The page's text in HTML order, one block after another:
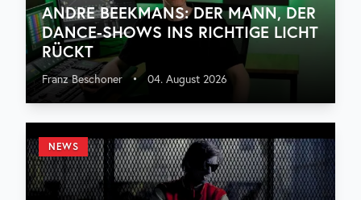
ANDRE BEEKMANS: DER MANN, DER
DANCE-SHOWS INS RICHTIGE LICHT
RÜCKT
Franz Beschoner • 04. August 2026
NEWS